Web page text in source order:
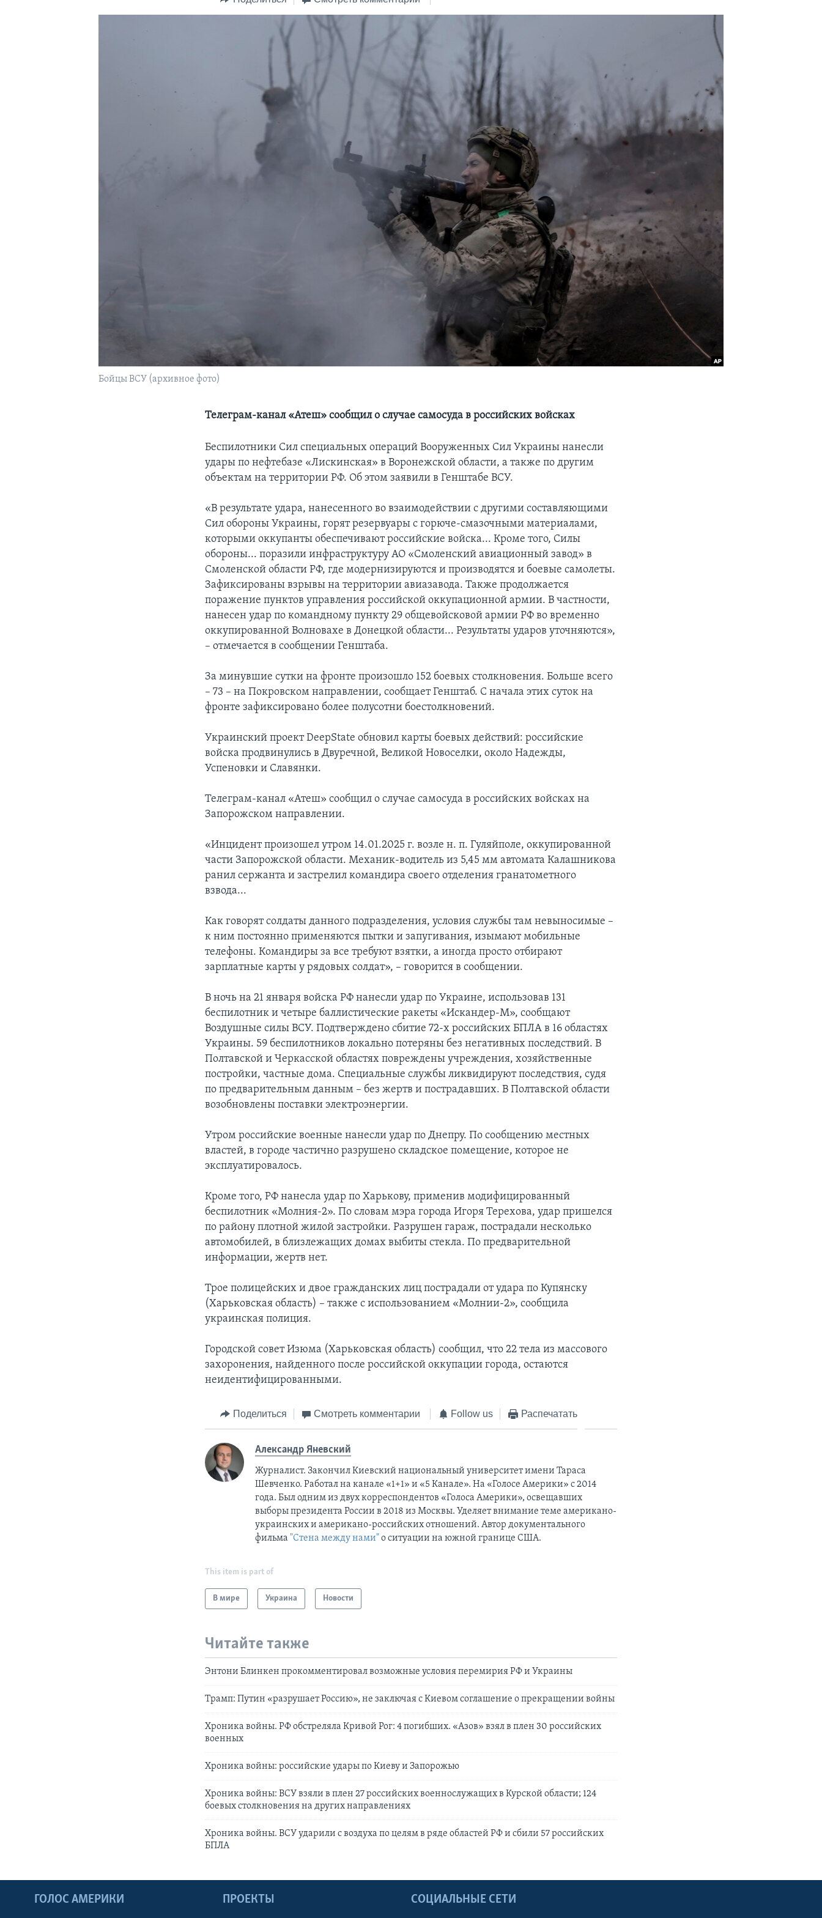
Бойцы ВСУ (архивное фото)
Телеграм-канал «Атеш» сообщил о случае самосуда в российских войсках
Беспилотники Сил специальных операций Вооруженных Сил Украины нанесли
удары по нефтебазе «Лискинская» в Воронежской области, а также по другим
объектам на территории РФ. Об этом заявили в Генштабе ВСУ.
«В результате удара, нанесенного во взаимодействии с другими составляющими
Сил обороны Украины, горят резервуары с горюче-смазочными материалами,
которыми оккупанты обеспечивают российские войска... Кроме того, Силы
обороны... поразили инфраструктуру АО «Смоленский авиационный завод» в
Смоленской области РФ, где модернизируются и производятся и боевые самолеты.
Зафиксированы взрывы на территории авиазавода. Также продолжается
поражение пунктов управления российской оккупационной армии. В частности,
нанесен удар по командному пункту 29 общевойсковой армии РФ во временно
оккупированной Волновахе в Донецкой области... Результаты ударов уточняются»,
– отмечается в сообщении Генштаба.
За минувшие сутки на фронте произошло 152 боевых столкновения. Больше всего
– 73 – на Покровском направлении, сообщает Генштаб. С начала этих суток на
фронте зафиксировано более полусотни боестолкновений.
Украинский проект DeepState обновил карты боевых действий: российские
войска продвинулись в Двуречной, Великой Новоселки, около Надежды,
Успеновки и Славянки.
Телеграм-канал «Атеш» сообщил о случае самосуда в российских войсках на
Запорожском направлении.
«Инцидент произошел утром 14.01.2025 г. возле н. п. Гуляйполе, оккупированной
части Запорожской области. Механик-водитель из 5,45 мм автомата Калашникова
ранил сержанта и застрелил командира своего отделения гранатометного
взвода...
Как говорят солдаты данного подразделения, условия службы там невыносимые –
к ним постоянно применяются пытки и запугивания, изымают мобильные
телефоны. Командиры за все требуют взятки, а иногда просто отбирают
зарплатные карты у рядовых солдат», – говорится в сообщении.
В ночь на 21 января войска РФ нанесли удар по Украине, использовав 131
беспилотник и четыре баллистические ракеты «Искандер-М», сообщают
Воздушные силы ВСУ. Подтверждено сбитие 72-х российских БПЛА в 16 областях
Украины. 59 беспилотников локально потеряны без негативных последствий. В
Полтавской и Черкасской областях повреждены учреждения, хозяйственные
постройки, частные дома. Специальные службы ликвидируют последствия, судя
по предварительным данным – без жертв и пострадавших. В Полтавской области
возобновлены поставки электроэнергии.
Утром российские военные нанесли удар по Днепру. По сообщению местных
властей, в городе частично разрушено складское помещение, которое не
эксплуатировалось.
Кроме того, РФ нанесла удар по Харькову, применив модифицированный
беспилотник «Молния-2». По словам мэра города Игоря Терехова, удар пришелся
по району плотной жилой застройки. Разрушен гараж, пострадали несколько
автомобилей, в близлежащих домах выбиты стекла. По предварительной
информации, жертв нет.
Трое полицейских и двое гражданских лиц пострадали от удара по Купянску
(Харьковская область) – также с использованием «Молнии-2», сообщила
украинская полиция.
Городской совет Изюма (Харьковская область) сообщил, что 22 тела из массового
захоронения, найденного после российской оккупации города, остаются
неидентифицированными.
Поделиться Смотреть комментарии Follow us Распечатать
Александр Яневский
Журналист. Закончил Киевский национальный университет имени Тараса
Шевченко. Работал на канале «1+1» и «5 Канале». На «Голосе Америки» с 2014
года. Был одним из двух корреспондентов «Голоса Америки», освещавших
выборы президента России в 2018 из Москвы. Уделяет внимание теме американо-
украинских и американо-российских отношений. Автор документального
фильма "Стена между нами"о ситуации на южной границе США.
This item is part of
В мире Украина Новости
Читайте также
Энтони Блинкен прокомментировал возможные условия перемирия РФ и Украины
Трамп: Путин «разрушает Россию», не заключая с Киевом соглашение о прекращении войны
Хроника войны. РФ обстреляла Кривой Рог: 4 погибших. «Азов» взял в плен 30 российских
военных
Хроника войны: российские удары по Киеву и Запорожью
Хроника войны: ВСУ взяли в плен 27 российских военнослужащих в Курской области; 124
боевых столкновения на других направлениях
Хроника войны. ВСУ ударили с воздуха по целям в ряде областей РФ и сбили 57 российских
БПЛА
СОЦИАЛЬНЫЕ СЕТИ
ГОЛОС АМЕРИКИ ПРОЕКТЫ